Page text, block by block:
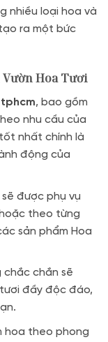
nhiều loại hoa và
ra một bức
Hoa Tươi
, bao gồm
nhu cầu của
nhất chính là
động của
được phụ vụ
theo từng
sản phẩm Hoa
chắc chắn sẽ
đầy độc đáo,
hoa theo phong